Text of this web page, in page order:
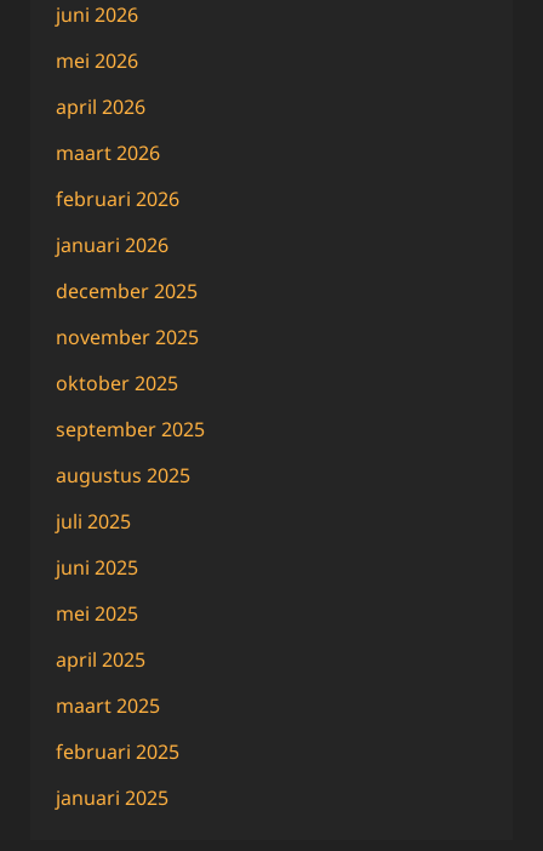
juni 2026
mei 2026
april 2026
maart 2026
februari 2026
januari 2026
december 2025
november 2025
oktober 2025
september 2025
augustus 2025
juli 2025
juni 2025
mei 2025
april 2025
maart 2025
februari 2025
januari 2025